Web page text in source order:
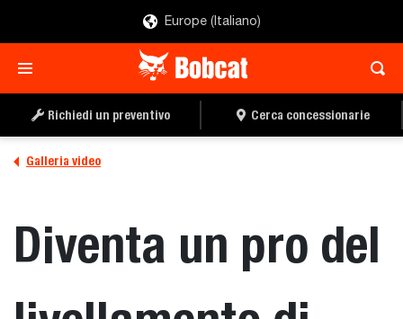
Europe (Italiano)
Richiedi un preventivo Cerca concessionarie
Galleria video
Diventa un pro del